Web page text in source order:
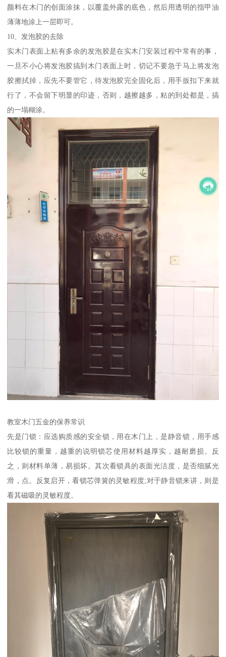
颜料在木门的创面涂抹，以覆盖外露的底色，然后用透明的指甲油
薄薄地涂上一层即可。
10、发泡胶的去除
实木门表面上粘有多余的发泡胶是在实木门安装过程中常有的事，
一旦不小心将发泡胶搞到木门表面上时，切记不要急于马上将发泡
胶擦拭掉，应先不要管它，待发泡胶完全固化后，用手扳扣下来就
行了，不会留下明显的印迹，否则，越擦越多，粘的到处都是，搞
的一塌糊涂。
教室木门五金的保养常识
先是门锁：应选购质感的安全锁，用在木门上，是静音锁，用手感
比较锁的重量，越重的说明锁芯使用材料越厚实，越耐磨损。反
之，则材料单薄，易损坏。其次看锁具的表面光洁度，是否细腻光
滑，点。反复启开，看锁芯弹簧的灵敏程度;对于静音锁来讲，则是
看其磁吸的灵敏程度。